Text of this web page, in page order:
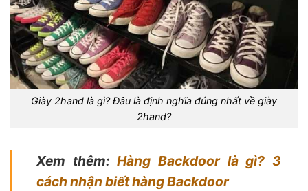
Giày 2hand là gì? Đâu là định nghĩa đúng nhất về giày
2hand?
Xem thêm:Hàng Backdoor là gì? 3
cách nhận biết hàng Backdoor